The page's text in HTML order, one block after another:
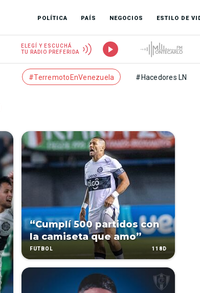
POLÍTICA PAÍS NEGOCIOS ESTILO DE
ELEGÍ Y ESCUCHÁ
TU RADIO PREFERIDA
#TerremotoEnVenezuela #Hacedores LN
“Cumplí 500 partidos con
la camiseta que amo”
FÚTBOL 118D